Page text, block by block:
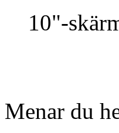
10"-
Menar du